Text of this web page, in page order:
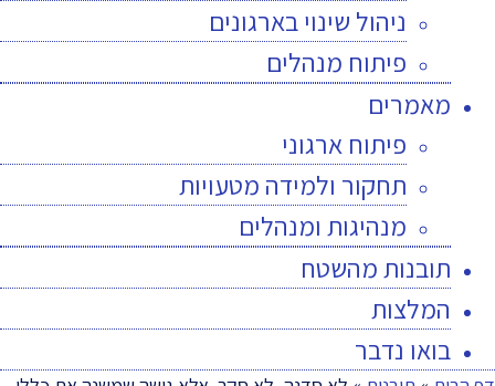
ניהול שינוי בארגונים
פיתוח מנהלים
מאמרים
פיתוח ארגוני
תחקור ולמידה מטעויות
מנהיגות ומנהלים
תובנות מהשטח
המלצות
בואו נדבר